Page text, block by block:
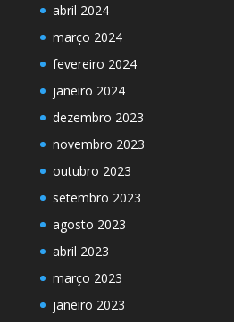
abril 2024
março 2024
fevereiro 2024
janeiro 2024
dezembro 2023
novembro 2023
outubro 2023
setembro 2023
agosto 2023
abril 2023
março 2023
janeiro 2023